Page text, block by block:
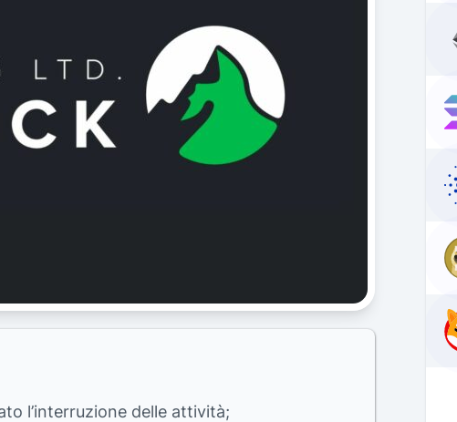
l’interruzione delle attività;